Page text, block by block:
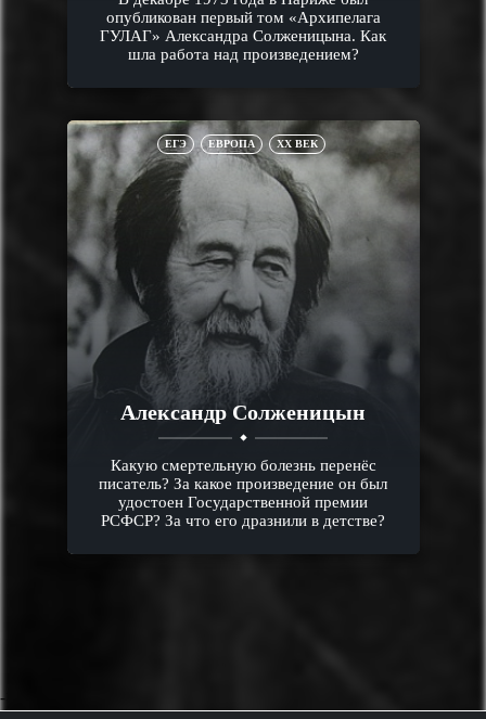
опубликован первый том «Архипелага
ГУЛАГ» Александра Солженицына. Как
шла работа над произведением?
ЕГЭ ЕВРОПА XX ВЕК
Александр Солженицын
Какую смертельную болезнь перенёс
писатель? За какое произведение он был
удостоен Государственной премии
РСФСР? За что его дразнили в детстве?
->